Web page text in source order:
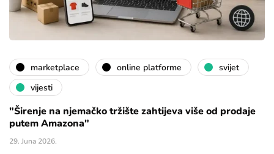
marketplace online platforme
svijet
vijesti
"Širenje na njemačko tržište zahtijeva više od prodaje
putem Amazona"
29. Juna 2026.